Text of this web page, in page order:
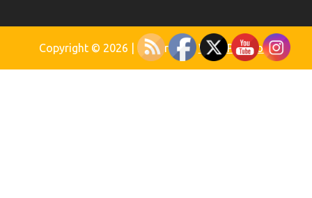
Copyright © 2026 | Powered byWordPress.org